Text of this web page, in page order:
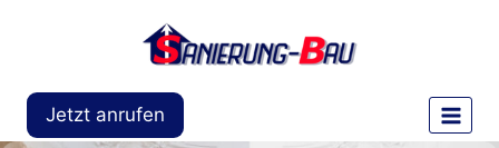
Jetzt anrufen